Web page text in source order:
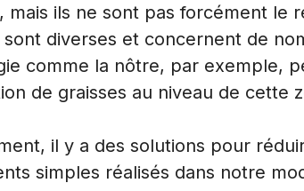
mais ils ne sont pas forcément le
sont diverses et concernent de
comme la nôtre, par exemple,
de graisses au niveau de cette
il y a des solutions pour
simples réalisés dans notre